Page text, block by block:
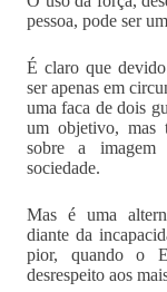
pessoa, pode ser
É claro que
ser apenas em
uma faca de dois
um objetivo, mas
sobre a
sociedade.
Mas é uma
diante da
pior, quando o
desrespeito aos